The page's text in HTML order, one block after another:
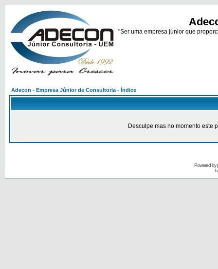
"Ser uma empresa júnior que
Adecon - Empresa Júnior de Consultoria - Índice
Desculpe mas no momento este
Powered by